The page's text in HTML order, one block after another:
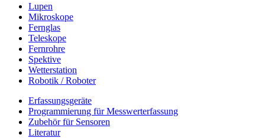
Lupen
Mikroskope
Fernglas
Teleskope
Fernrohre
Spektive
Wetterstation
Robotik / Roboter
Erfassungsgeräte
Programmierung für Messwerterfassung
Zubehör für Sensoren
Literatur